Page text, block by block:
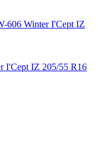
IZ 205/55 R16